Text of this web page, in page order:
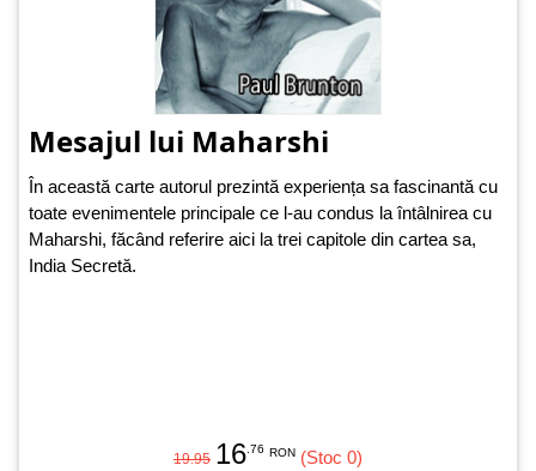
Mesajul lui Maharshi
În această carte autorul prezintă experiența sa fascinantă cu
toate evenimentele principale ce l-au condus la întâlnirea cu
Maharshi, făcând referire aici la trei capitole din cartea sa,
India Secretă.
19.95 16 .76 RON (Stoc 0)